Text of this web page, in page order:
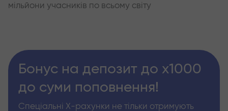
мільйони учасників по всьому світу
Бонус на депозит до х1000
до суми поповнення!
Спеціальні Х-рахунки не тільки отримують